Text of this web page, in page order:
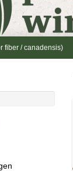
fiber / canadensis)